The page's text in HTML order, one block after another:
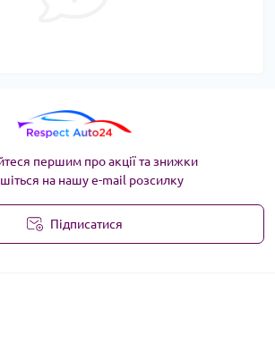
першим про акції та знижки
на нашу e-mail розсилку
Підписатися